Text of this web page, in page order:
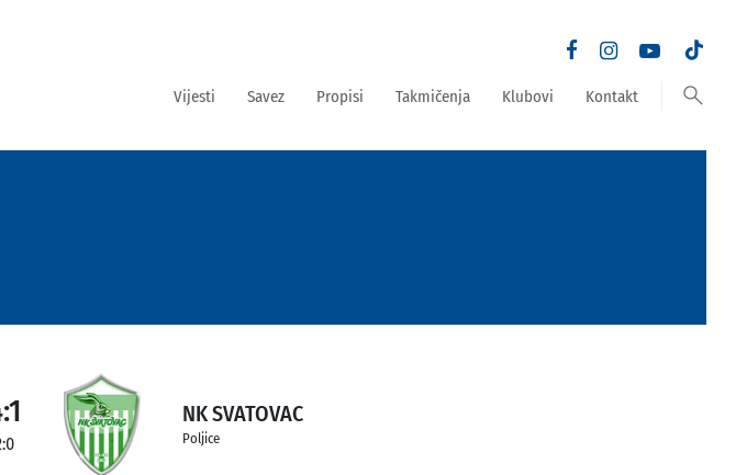
Vijesti Savez Propisi Takmičenja Klubovi Kontakt search
NK SVATOVAC
Poljice